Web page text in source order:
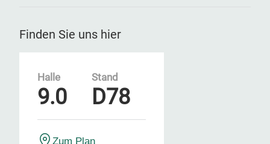
Finden Sie uns hier
Halle
9.0
Stand
D78
Zum Plan